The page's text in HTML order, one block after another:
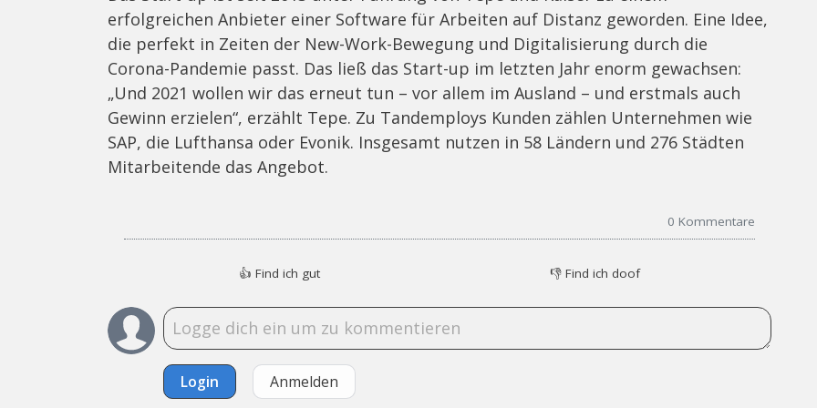
erfolgreichen Anbieter einer Software für Arbeiten auf Distanz geworden. Eine Idee,
die perfekt in Zeiten der New-Work-Bewegung und Digitalisierung durch die
Corona-Pandemie passt. Das ließ das Start-up im letzten Jahr enorm gewachsen:
„Und 2021 wollen wir das erneut tun – vor allem im Ausland – und erstmals auch
Gewinn erzielen“, erzählt Tepe. Zu Tandemploys Kunden zählen Unternehmen wie
SAP, die Lufthansa oder Evonik. Insgesamt nutzen in 58 Ländern und 276 Städten
Mitarbeitende das Angebot.
0 Kommentare
👍 Find ich gut 👎 Find ich doof
Login Anmelden